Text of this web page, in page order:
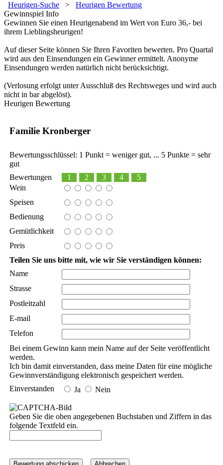
Heurigen-Suche > Heurigen Bewertung
Gewinnspiel Info
Gewinnen Sie einen Heurigenabend im Wert von Euro 36,- bei
ihrem Lieblingsheurigen!
Auf dieser Seite können Sie Ihren Favoriten bewerten. Pro Quartal
wird aus den Einsendungen ein Gewinner ermittelt. Anonyme
Einsendungen werden natürlich nicht berücksichtigt.
(Verlosung erfolgt unter Ausschluß des Rechtsweges und wird auch
nicht in bar abgelöst).
Heurigen Bewertung
Familie Kronberger
Bewertungsschlüssel: 1 Punkt = weniger gut, ... 5 Punkte = sehr
gut
Bewertungen
1 2 3 4
5
Wein
Speisen
Bedienung
Gemütlichkeit
Preis
Teilen Sie uns bitte mit, wie wir Sie verständigen können:
Name
Strasse
Postleitzahl
E-mail
Telefon
Bei einem Gewinn kann mein Name auf der Seite veröffentlicht
werden.
Ich bin damit einverstanden, dass meine Daten für eine mögliche
Gewinnverständigung elektronisch gespeichert werden.
Einverstanden
Ja Nein
Geben Sie die oben angegebenen Buchstaben und Ziffern in das
folgende Textfeld ein.